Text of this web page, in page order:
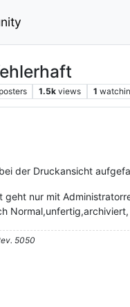
posters 1.5k views 1
der Druckansicht
geht nur mit
5050